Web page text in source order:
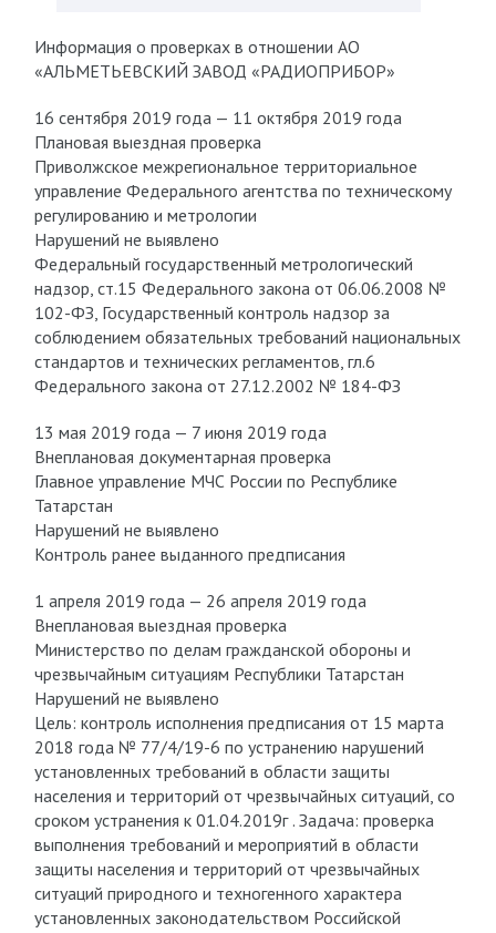
Информация о проверках в отношении АО
«АЛЬМЕТЬЕВСКИЙ ЗАВОД «РАДИОПРИБОР»
16 сентября 2019 года — 11 октября 2019 года
Плановая выездная проверка
Приволжское межрегиональное территориальное
управление Федерального агентства по техническому
регулированию и метрологии
Нарушений не выявлено
Федеральный государственный метрологический
надзор, ст.15 Федерального закона от 06.06.2008 №
102-ФЗ, Государственный контроль надзор за
соблюдением обязательных требований национальных
стандартов и технических регламентов, гл.6
Федерального закона от 27.12.2002 № 184-ФЗ
13 мая 2019 года — 7 июня 2019 года
Внеплановая документарная проверка
Главное управление МЧС России по Республике
Татарстан
Нарушений не выявлено
Контроль ранее выданного предписания
1 апреля 2019 года — 26 апреля 2019 года
Внеплановая выездная проверка
Министерство по делам гражданской обороны и
чрезвычайным ситуациям Республики Татарстан
Нарушений не выявлено
Цель: контроль исполнения предписания от 15 марта
2018 года № 77/4/19-6 по устранению нарушений
установленных требований в области защиты
населения и территорий от чрезвычайных ситуаций, со
сроком устранения к 01.04.2019г . Задача: проверка
выполнения требований и мероприятий в области
защиты населения и территорий от чрезвычайных
ситуаций природного и техногенного характера
установленных законодательством Российской